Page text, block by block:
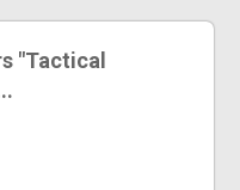
"Tactical